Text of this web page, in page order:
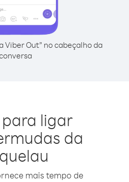
Viber Out” no cabeçalho da
para ligar
da
mais tempo de